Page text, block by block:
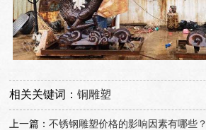
相关关键词：铜雕塑
上一篇：不锈钢雕塑价格的影响因素有哪些？